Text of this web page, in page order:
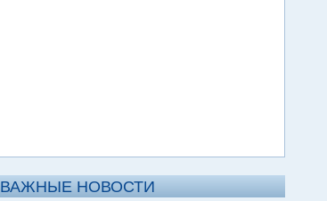
ВАЖНЫЕ НОВОСТИ